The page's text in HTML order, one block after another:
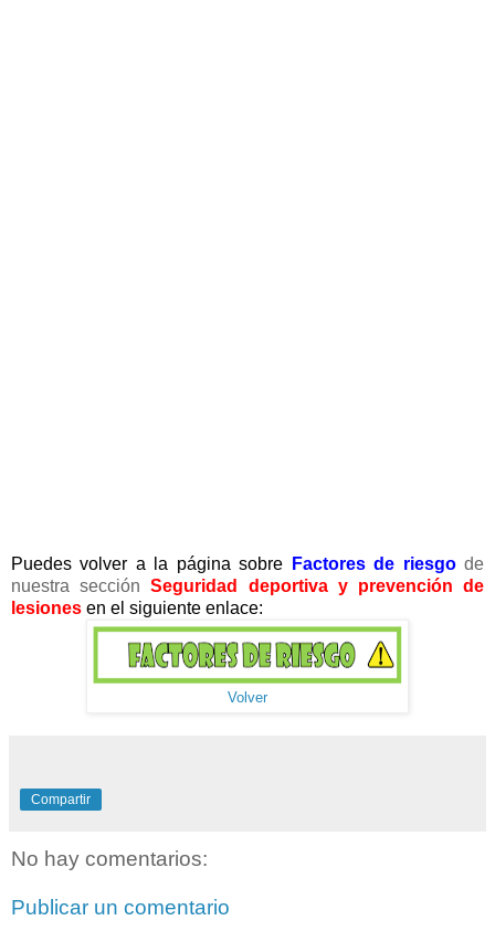
Puedes volver a la página sobre Factores de riesgode
nuestra secciónSeguridad deportivay prevención de
lesiones en el siguiente enlace:
Volver
Compartir
No hay comentarios:
Publicar un comentario